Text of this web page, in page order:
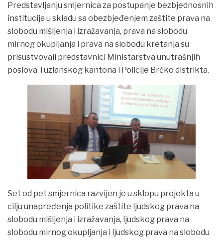
Predstavljanju smjernica za postupanje bezbjednosnih
institucija u skladu sa obezbjeđenjem zaštite prava na
slobodu mišljenja i izražavanja, prava na slobodu
mirnog okupljanja i prava na slobodu kretanja su
prisustvovali predstavnici Ministarstva unutrašnjih
poslova Tuzlanskog kantona i Policije Brčko distrikta.
Set od pet smјernica razvijen je u sklopu projekta u
cilju unapređenja politike zaštite ljudskog prava na
slobodu mišljenja i izražavanja, ljudskog prava na
slobodu mirnog okupljanja i ljudskog prava na slobodu